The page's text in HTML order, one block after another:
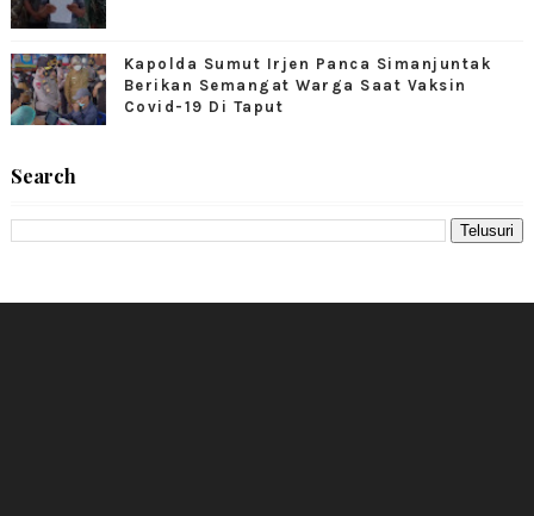
Kapolda Sumut Irjen Panca Simanjuntak
Berikan Semangat Warga Saat Vaksin
Covid-19 Di Taput
Search